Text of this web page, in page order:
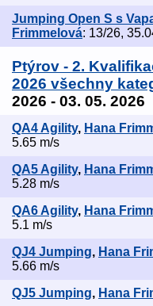
Jumping Open S s
Frimmelová: 13/26,
Ptýrov - 2.
2026 všechny
2026 - 03. 05. 2026
QA4 Agility, Hana
5.65 m/s
QA5 Agility, Hana
5.28 m/s
QA6 Agility, Hana
5.1 m/s
QJ4 Jumping, Hana
5.66 m/s
QJ5 Jumping, Hana